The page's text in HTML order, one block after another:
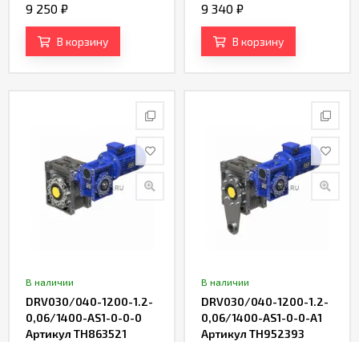
9 250 ₽
В корзину
9 340 ₽
В корзину
В наличии
DRV030/040-1200-1.2-
0,06/1400-AS1-0-0-0
Артикул TH863521
В наличии
DRV030/040-1200-1.2-
0,06/1400-AS1-0-0-A1
Артикул TH952393